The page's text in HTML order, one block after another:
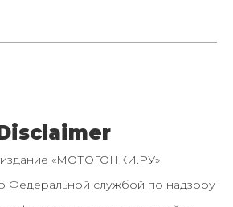
издание «МОТОГОНКИ.РУ»
Федеральной службой по надзору